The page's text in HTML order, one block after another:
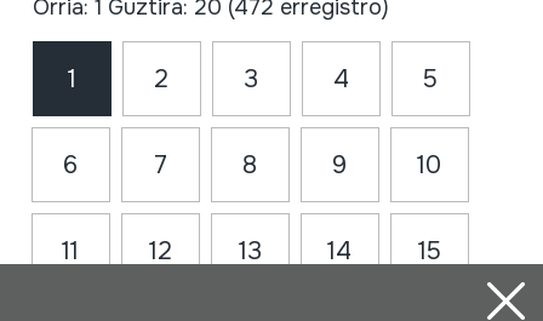
Orria: 1 Guztira: 20 (472 erregistro)
1 2 3 4 5
6 7 8 9 10
11 12 13 14 15